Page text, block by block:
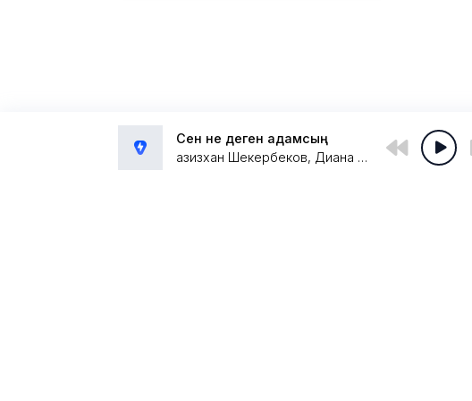
Сен не деген адамсың
Ғазизхан Шекербеков, Диана Исмаил